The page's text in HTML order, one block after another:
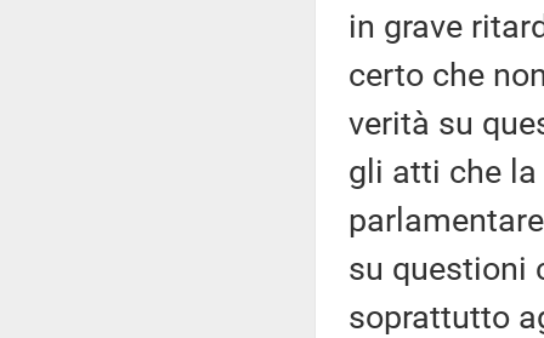
in grave
certo che
verità su
gli atti che
su questioni
soprattutto